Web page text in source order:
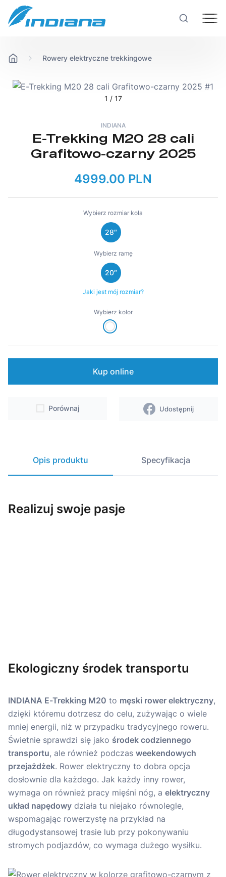
Rowery
Technologie
Testy rowerów
Punkty sprzedaży i serwisy
Rowery elektryczne trekkingowe
1 / 17
INDIANA
E-Trekking M20 28 cali
Grafitowo-czarny 2025
4999.00 PLN
Wybierz rozmiar koła
28″
Wybierz ramę
20″
Jaki jest mój rozmiar?
Wybierz kolor
Kup online
Porównaj Udostępnij
Opis produktu Specyfikacja
Realizuj swoje pasje
Ekologiczny środek transportu
INDIANA E-Trekking M20 to męski rower elektryczny,
dzięki któremu dotrzesz do celu, zużywając o wiele
mniej energii, niż w przypadku tradycyjnego roweru.
Świetnie sprawdzi się jako środek codziennego
transportu, ale również podczas weekendowych
przejażdżek. Rower elektryczny to dobra opcja
dosłownie dla każdego. Jak każdy inny rower,
wymaga on również pracy mięśni nóg, a elektryczny
układ napędowy działa tu niejako równolegle,
wspomagając rowerzystę na przykład na
długodystansowej trasie lub przy pokonywaniu
stromych podjazdów, co wymaga dużego wysiłku.